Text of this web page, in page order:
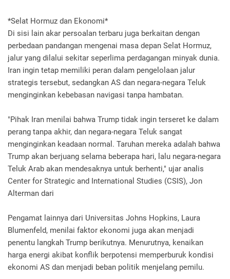
*Selat Hormuz dan Ekonomi*
Di sisi lain akar persoalan terbaru juga berkaitan dengan
perbedaan pandangan mengenai masa depan Selat Hormuz,
jalur yang dilalui sekitar seperlima perdagangan minyak dunia.
Iran ingin tetap memiliki peran dalam pengelolaan jalur
strategis tersebut, sedangkan AS dan negara-negara Teluk
menginginkan kebebasan navigasi tanpa hambatan.
"Pihak Iran menilai bahwa Trump tidak ingin terseret ke dalam
perang tanpa akhir, dan negara-negara Teluk sangat
menginginkan keadaan normal. Taruhan mereka adalah bahwa
Trump akan berjuang selama beberapa hari, lalu negara-negara
Teluk Arab akan mendesaknya untuk berhenti," ujar analis
Center for Strategic and International Studies (CSIS), Jon
Alterman dari
Pengamat lainnya dari Universitas Johns Hopkins, Laura
Blumenfeld, menilai faktor ekonomi juga akan menjadi
penentu langkah Trump berikutnya. Menurutnya, kenaikan
harga energi akibat konflik berpotensi memperburuk kondisi
ekonomi AS dan menjadi beban politik menjelang pemilu.